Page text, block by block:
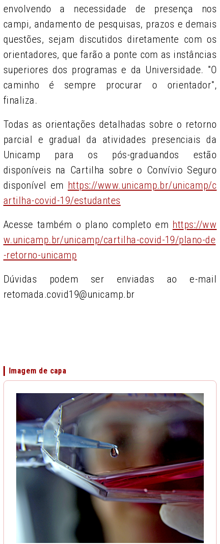
envolvendo a necessidade de presença nos
campi, andamento de pesquisas, prazos e demais
questões, sejam discutidos diretamente com os
orientadores, que farão a ponte com as instâncias
superiores dos programas e da Universidade. "O
caminho é sempre procurar o orientador",
finaliza.
Todas as orientações detalhadas sobre o retorno
parcial e gradual da atividades presenciais da
Unicamp para os pós-graduandos estão
disponíveis na Cartilha sobre o Convívio Seguro
disponível em https://www.unicamp.br/unicamp/c
artilha-covid-19/estudantes
Acesse também o plano completo em https://ww
w.unicamp.br/unicamp/cartilha-covid-19/plano-de
-retorno-unicamp
Dúvidas podem ser enviadas ao e-mail
retomada.covid19@unicamp.br
Imagem de capa